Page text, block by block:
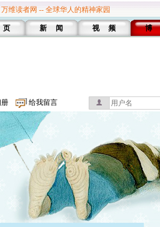
万维读者网 -- 全球华人的精神家园
新 闻 视 频 博
给我留言